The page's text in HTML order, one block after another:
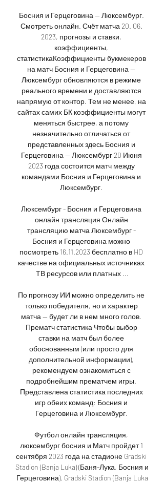
Босния и Герцеговина — Люксембург.
Смотреть онлайн. Счёт матча 20. 06.
2023, прогнозы и ставки,
коэффициенты,
статистикаКоэффициенты букмекеров
на матч Босния и Герцеговина —
Люксембург обновляются в режиме
реального времени и доставляются
напрямую от контор. Тем не менее, на
сайтах самих БК коэффициенты могут
меняться быстрее, а потому
незначительно отличаться от
представленных здесь Босния и
Герцеговина — Люксембург 20 Июня
2023 года состоится матч между
командами Босния и Герцеговина и
Люксембург.
Люксембург - Босния и Герцеговина
онлайн трансляция Онлайн
трансляцию матча Люксембург -
Босния и Герцеговина можно
посмотреть 16.11.2023 бесплатно в HD
качестве на официальных источниках
ТВ ресурсов или платных ...
По прогнозу ИИ можно определить не
только победителя, но и характер
матча — будет ли в нем много голов.
Прематч статистика Чтобы выбор
ставки на матч был более
обоснованным (или просто для
дополнительной информации),
рекомендуем ознакомиться с
подробнейшим прематчем игры.
Представлена статистика последних
игр обеих команд: Босния и
Герцеговина и Люксембург.
Футбол онлайн трансляция,
люксембург босния и Матч пройдет 1
сентября 2023 года на стадионе Gradski
Stadion (Banja Luka) (Баня-Лука, Босния и
Герцеговина). Gradski Stadion (Banja Luka